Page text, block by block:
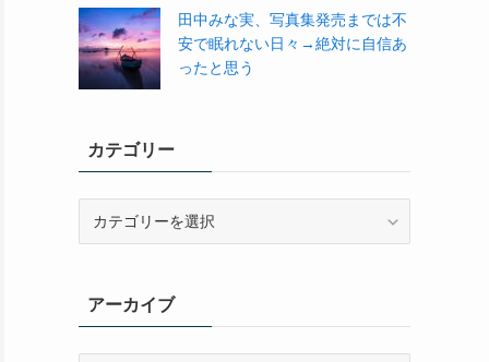
田中みな実、写真集発売までは不
安で眠れない日々→絶対に自信あ
ったと思う
カテゴリー
ーアーカイブ